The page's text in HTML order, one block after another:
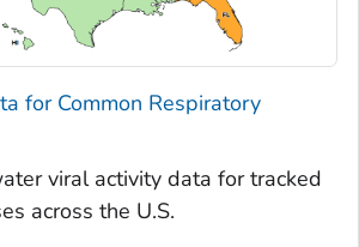
for Common Respiratory
viral activity data for tracked
across the U.S.